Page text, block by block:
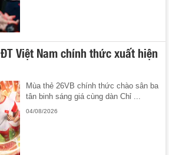
Việt Nam chính thức xuất hiện
Mùa thẻ 26VB chính thức chào sân ba
tân binh sáng giá cùng dàn Chỉ ...
04/08/2026